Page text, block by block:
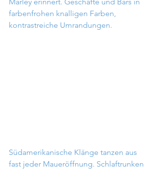
farbenfrohen knalligen Farben,
kontrastreiche Umrandungen.
Südamerikanische Klänge tanzen aus
fast jeder Maueröffnung. Schlaftrunken